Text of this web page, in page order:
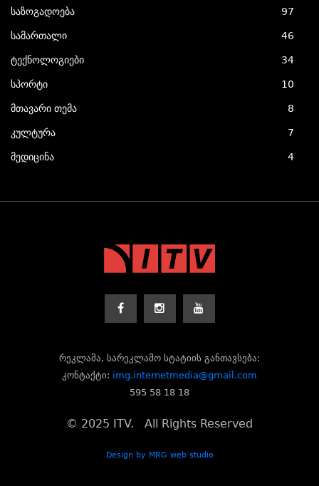
საზოგადოება 97
სამართალი 46
ტექნოლოგიები 34
სპორტი 10
მთავარი თემა 8
კულტურა 7
მედიცინა 4
რეკლამა, სარეკლამო სტატიის განთავსება:
კონტაქტი: img.internetmedia@gmail.com
595 58 18 18
© 2025 ITV. All Rights Reserved
Design by MRG web studio